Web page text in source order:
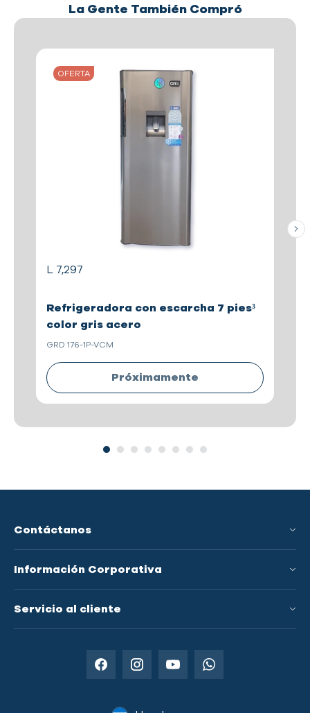
La Gente También Compró
OFERTA
L 7,297
Refrigeradora con escarcha 7 pies³
color gris acero
GRD 176-1P-VCM
Próximamente
Contáctanos
Información Corporativa
Países Donde Operamos
Distribuidores Autorizados
Servicio al cliente
Política de Envío